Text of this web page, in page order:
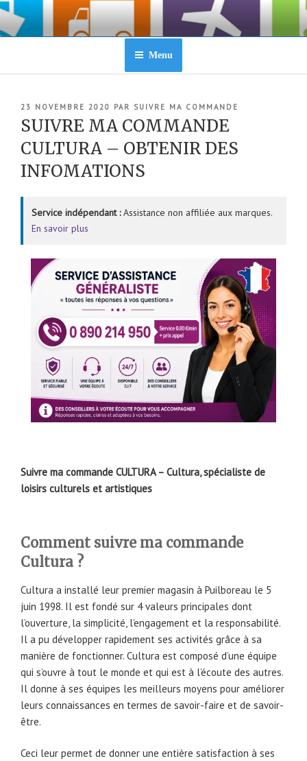
Aller
contenu
Menu
PUBLIÉ
LE
23 NOVEMBRE 2020 PAR SUIVRE MA COMMANDE
SUIVRE MA COMMANDE
CULTURA – OBTENIR DES
INFOMATIONS
Service indépendant :Assistance non affiliée aux marques.
En savoir plus
Suivre ma commande CULTURA – Cultura, spécialiste de
loisirs culturels et artistiques
Comment suivre ma commande
Cultura ?
Cultura a installé leur premier magasin à Puilboreau le 5
juin 1998. Il est fondé sur 4 valeurs principales dont
l’ouverture, la simplicité, l’engagement et la responsabilité.
Il a pu développer rapidement ses activités grâce à sa
manière de fonctionner. Cultura est composé d’une équipe
qui s’ouvre à tout le monde et qui est à l’écoute des autres.
Il donne à ses équipes les meilleurs moyens pour améliorer
leurs connaissances en termes de savoir-faire et de savoir-
être.
Ceci leur permet de donner une entière satisfaction à ses